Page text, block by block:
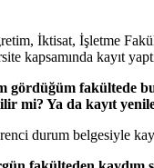
İktisat, İşletme
kapsamında kayıt
fakültede bu
mi? Ya da kayıt
durum belgesiyle